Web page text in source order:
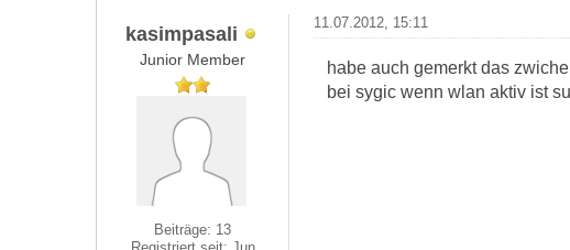
kasimpasali
Junior Member
Beiträge: 13
11.07.2012, 15:11
habe auch gemerkt das
bei sygic wenn wlan aktiv ist